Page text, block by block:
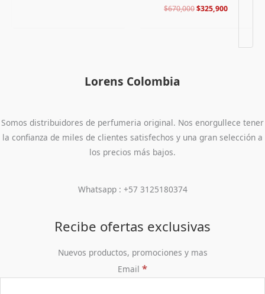
$670,000$325,900
Lorens Colombia
Somos distribuidores de perfumeria original. Nos enorgullece tener
la confianza de miles de clientes satisfechos y una gran selección a
los precios más bajos.
Whatsapp : +57 3125180374
Recibe ofertas exclusivas
Nuevos productos, promociones y mas
Email *